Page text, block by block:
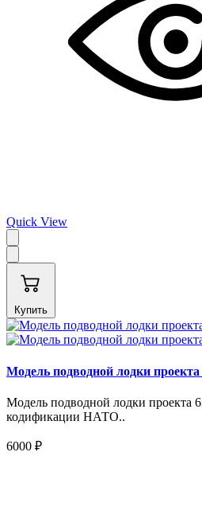
Quick View
Купить
Модель подводной лодки
Модель подводной лодки проекта
кодификации НАТО..
6000 ₽